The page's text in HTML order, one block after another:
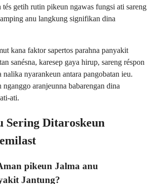
getih rutin pikeun ngawas fungsi ati sareng
anu langkung signifikan dina
kana faktor sapertos parahna panyakit
sanésna, karesep gaya hirup, sareng réspon
nalika nyarankeun antara pangobatan ieu.
nganggo aranjeunna babarengan dina
ati.
Sering Ditaroskeun
pikeun Jalma anu
Jantung?